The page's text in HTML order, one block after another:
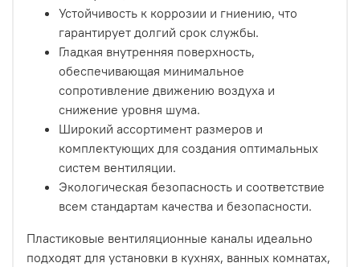
Устойчивость к коррозии и гниению, что
гарантирует долгий срок службы.
Гладкая внутренняя поверхность,
обеспечивающая минимальное
сопротивление движению воздуха и
снижение уровня шума.
Широкий ассортимент размеров и
комплектующих для создания оптимальных
систем вентиляции.
Экологическая безопасность и соответствие
всем стандартам качества и безопасности.
Пластиковые вентиляционные каналы идеально
подходят для установки в кухнях, ванных комнатах,